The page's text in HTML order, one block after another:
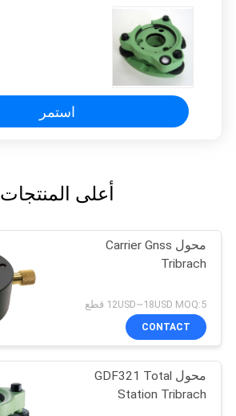
استمر
أعلى المنتجات
محول Carrier Gnss
Tribrach
12USD~18USD MOQ:5 قطع
CONTACT
محول GDF321 Total
Station Tribrach